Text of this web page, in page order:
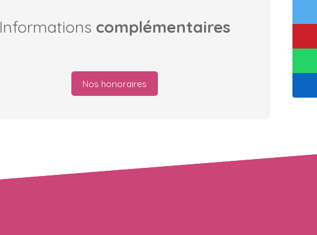
Informations complémentaires
Nos honoraires